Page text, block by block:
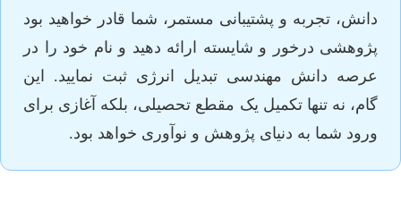
دانش، تجربه و پشتیبانی مستمر، شما قادر خواهید بود
پژوهشی درخور و شایسته ارائه دهید و نام خود را در
عرصه دانش مهندسی تبدیل انرژی ثبت نمایید. این
گام، نه تنها تکمیل یک مقطع تحصیلی، بلکه آغازی برای
ورود شما به دنیای پژوهش و نوآوری خواهد بود.